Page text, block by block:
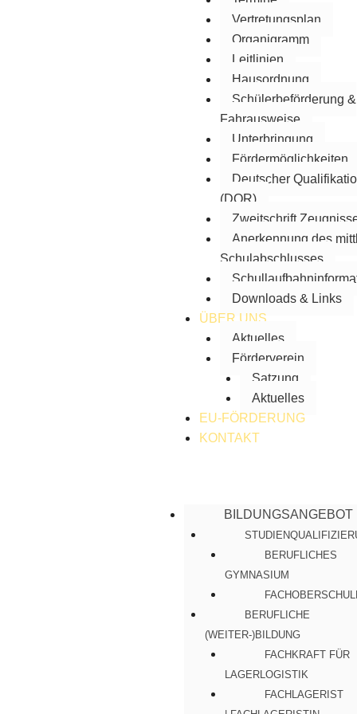
Vertretungsplan
Organigramm
Leitlinien
Hausordnung
Schülerbeförderung &
Fahrausweise
Unterbringung
Fördermöglichkeiten
Deutscher
(DQR)
Zweitschrift
Anerkennung des
Schulabschlusses
Downloads & Links
ÜBER UNS
Aktuelles
Förderverein
Satzung
Aktuelles
EU-FÖRDERUNG
KONTAKT
BILDUNGSANGEBOT
BERUFLICHES
GYMNASIUM
BERUFLICHE
(WEITER-)BILDUNG
FACHKRAFT FÜR
LAGERLOGISTIK
FACHLAGERIST